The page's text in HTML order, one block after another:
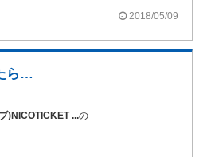
2018/05/09
オレンジを煮込んでたら間違えて焦がした ...
)NICOTICKET ...の